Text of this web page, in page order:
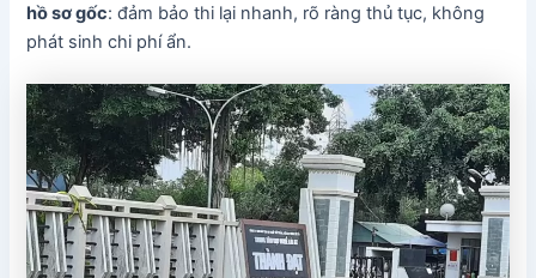
hồ sơ gốc: đảm bảo thi lại nhanh, rõ ràng thủ tục, không
phát sinh chi phí ẩn.